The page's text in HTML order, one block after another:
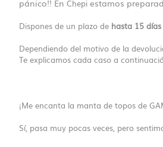
pánico!! En Chepi estamos
Dispones de un plazo de hasta 15 días
Dependiendo del motivo de la
Te explicamos cada caso a
¡Me encanta la manta de topos de
Sí, pasa muy pocas veces, pero